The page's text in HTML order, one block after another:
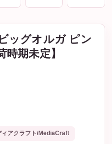
ッグオルガ ピン
期未定】
ィアクラフト/MediaCraft